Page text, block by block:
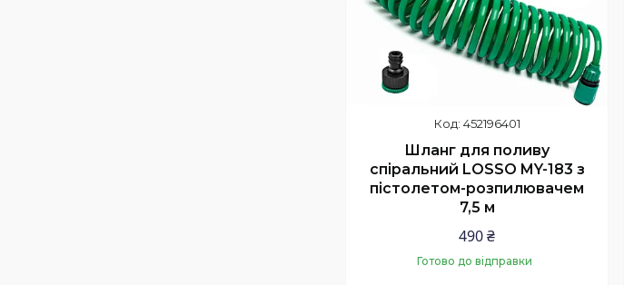
452196401
Шланг для поливу
спіральний LOSSO MY-183 з
пістолетом-розпилювачем
7,5 м
490 ₴
Готово до відправки